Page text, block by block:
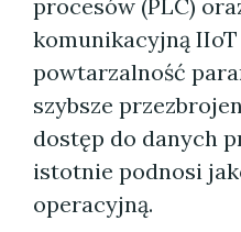
procesów (PLC)
komunikacyjną
powtarzalność
szybsze
dostęp do danych
istotnie podnosi
operacyjną.